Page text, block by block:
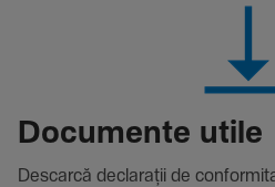
Docu­mente utile
Descarcă decla­rații de